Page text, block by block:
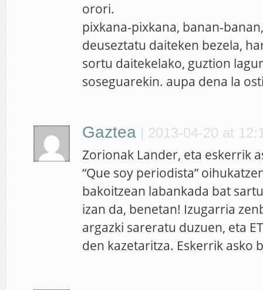
orori.
pixkana-pixkana, banan-
deuseztatu daiteken bezela,
sortu daitekelako, guztion
soseguarekin. aupa dena la
Gaztea | 2013-04-20 at
Zorionak Lander, eta eskerrik
“Que soy periodista”
bakoitzean labankada bat
izan da, benetan! Izugarria
argazki sareratu duzuen, eta
den kazetaritza. Eskerrik asko